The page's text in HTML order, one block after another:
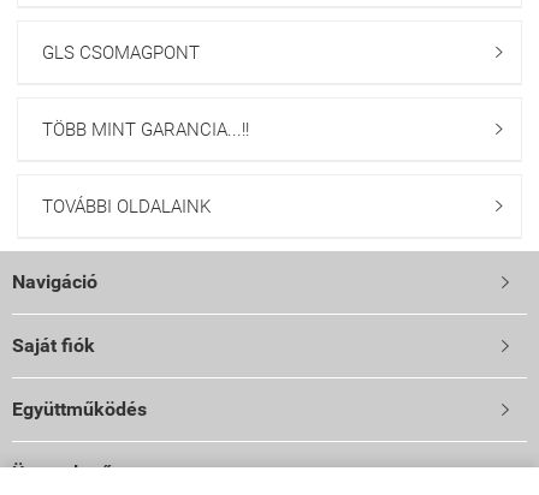
GLS CSOMAGPONT 
TÖBB MINT GARANCIA...!! 
TOVÁBBI OLDALAINK 
Navigáció 
Saját fiók 
Együttműködés 
Üzemeltető